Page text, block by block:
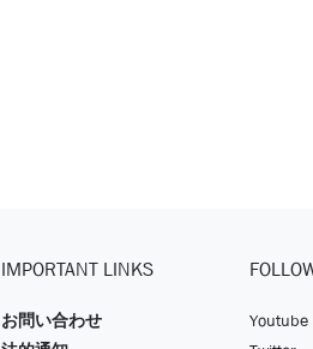
IMPORTANT LINKS
お問い合わせ
Youtube